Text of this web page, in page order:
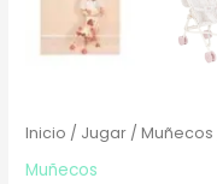
Inicio / Jugar /Muñecos
Muñecos